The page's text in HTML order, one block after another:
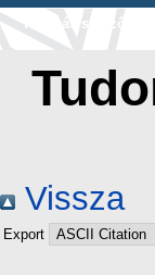
Tallózás szerző
Vissza
Export